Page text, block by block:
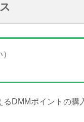
DMMポイントの購